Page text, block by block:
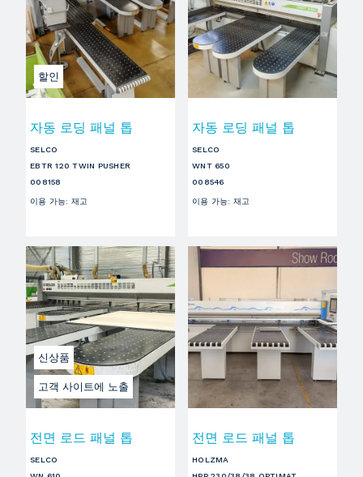
할인
자동 로딩 패널 톱
SELCO
EBTR 120 TWIN PUSHER
008158
이용 가능: 재고
자동 로딩 패널 톱
SELCO
WNT 650
008546
이용 가능: 재고
고객 사이트에 노출
신상품
전면 로드 패널 톱
SELCO
전면 로드 패널 톱
HOLZMA